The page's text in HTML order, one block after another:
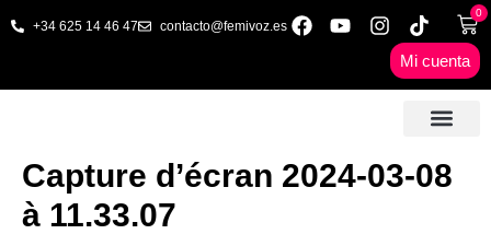
+34 625 14 46 47 contacto@femivoz.es
0
Mi cuenta
Capture d’écran 2024-03-08
à 11.33.07